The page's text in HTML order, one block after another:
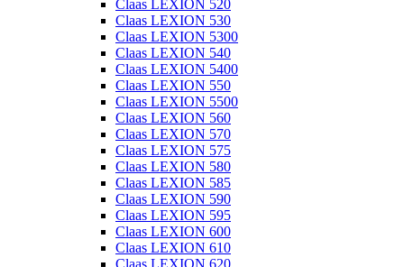
Claas LEXION 520
Claas LEXION 530
Claas LEXION 5300
Claas LEXION 540
Claas LEXION 5400
Claas LEXION 550
Claas LEXION 5500
Claas LEXION 560
Claas LEXION 570
Claas LEXION 575
Claas LEXION 580
Claas LEXION 585
Claas LEXION 590
Claas LEXION 595
Claas LEXION 600
Claas LEXION 610
Claas LEXION 620